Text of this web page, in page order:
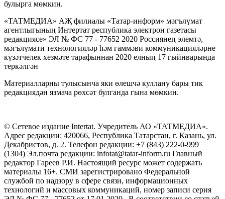
булырга мөмкин.
«ТАТМЕДИА» АҖ филиалы «Татар-информ» мәгълүмат
агентлыгының Интертат республика электрон газетасы
редакциясе» ЭЛ № ФС 77 - 77652 2020 Россиянең элемтә,
мәгълүмати технологияләр һәм гаммәви коммуникацияләрне
күзәтчелек хезмәте тарафыннан 2020 елның 17 гыйнварында
теркәлгән
Материалларны тулысынча яки өлешчә куллану бары тик
редакциядән язмача рөхсәт булганда гына мөмкин.
© Сетевое издание Intertat. Учредитель АО «ТАТМЕДИА».
Адрес редакции: 420066, Республика Татарстан, г. Казань, ул.
Декабристов, д. 2. Телефон редакции: +7 (843) 222-0-999
(1304) Эл.почта редакции: infotat@tatar-inform.ru Главный
редактор Гареев Р.И. Настоящий ресурс может содержать
материалы 16+. СМИ зарегистрировано Федеральной
службой по надзору в сфере связи, информационных
технологий и массовых коммуникаций, номер записи серия